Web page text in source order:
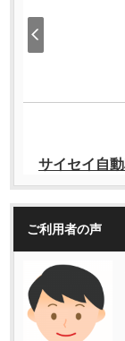
ご利用者の声